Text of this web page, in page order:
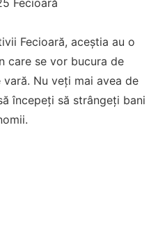
Fecioară
Fecioară, aceștia au o
care se vor bucura de
Nu veți mai avea de
începeți să strângeți bani